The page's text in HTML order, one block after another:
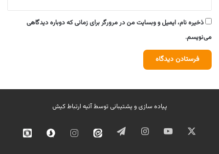
ذخیره نام، ایمیل و وبسایت من در مرورگر برای زمانی که دوباره دیدگاهی
می‌نویسم.
پیاده سازی و پشتیبانی توسطآتیه ارتباط کیش
ایکس یوتیوب اینستاگرامتلگرام ایتا
اینستاگرامسروش